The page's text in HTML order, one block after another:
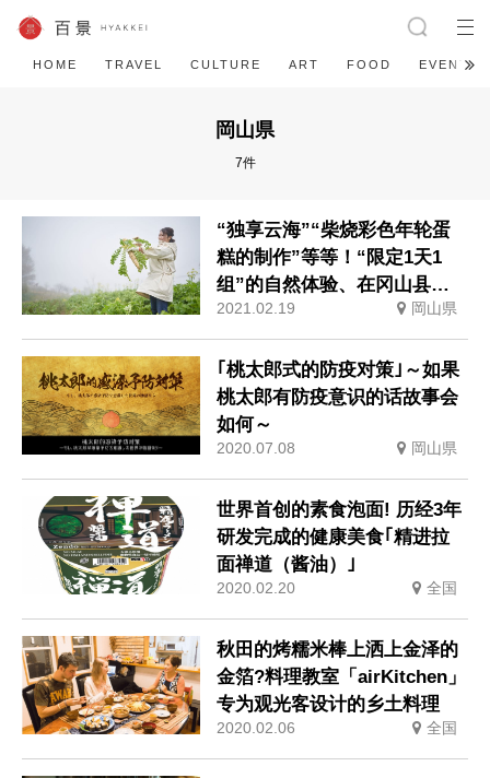
HOME TRAVEL CULTURE ART FOOD EVENT
岡山県
7件
“独享云海”“柴烧彩色年轮蛋
糕的制作”等等！“限定1天1
组”的自然体验、在冈山县美
作市汤温泉的活动从3月上旬
开始
2021.02.19 岡山県
｢桃太郎式的防疫对策｣～如果
桃太郎有防疫意识的话故事会
如何～
2020.07.08 岡山県
世界首创的素食泡面! 历经3年
研发完成的健康美食｢精进拉
面禅道（酱油）｣
2020.02.20 全国
秋田的烤糯米棒上洒上金泽的
金箔?料理教室「airKitchen」
专为观光客设计的乡土料理
2020.02.06 全国